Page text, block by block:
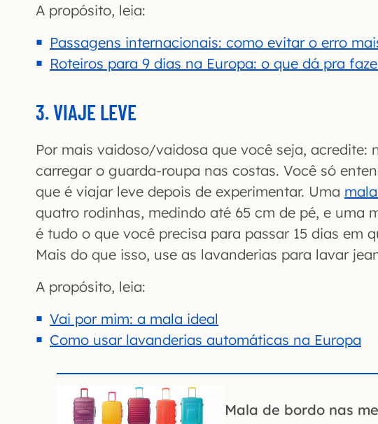
A propósito, leia:
Passagens internacionais: como evitar o erro
Roteiros para 9 dias na Europa: o que dá pra
3. VIAJE LEVE
Por mais vaidoso/vaidosa que você seja, acredite:
carregar o guarda-roupa nas costas. Você só
que é viajar leve depois de experimentar. Uma
quatro rodinhas, medindo até 65 cm de pé, e uma
é tudo o que você precisa para passar 15 dias em
Mais do que isso, use as lavanderias para lavar
A propósito, leia:
Vai por mim: a mala ideal
Como usar lavanderias automáticas na Europa
Mala de bordo nas